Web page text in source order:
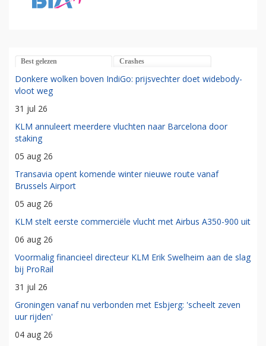
Best gelezen Crashes
Donkere wolken boven IndiGo: prijsvechter doet widebody-
vloot weg
31 jul 26
KLM annuleert meerdere vluchten naar Barcelona door
staking
05 aug 26
Transavia opent komende winter nieuwe route vanaf
Brussels Airport
05 aug 26
KLM stelt eerste commerciële vlucht met Airbus A350-900 uit
06 aug 26
Voormalig financieel directeur KLM Erik Swelheim aan de slag
bij ProRail
31 jul 26
Groningen vanaf nu verbonden met Esbjerg: 'scheelt zeven
uur rijden'
04 aug 26